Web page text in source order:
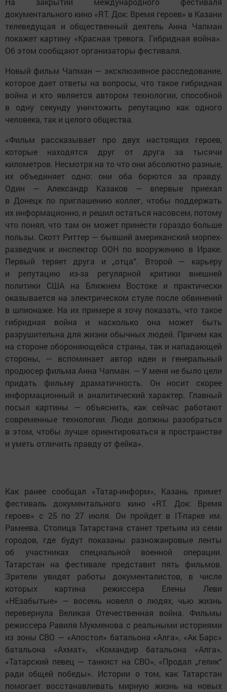
документального кино «RT. Док: Время героев» в Казани
телеведущая и общественный деятель Анна Чапман
покажет картину «Красная тревога. Гибридная война».
Об этом сообщают организаторы фестиваля.
Новый фильм Чапман — эксклюзивное расследование,
которое дает ответы на вопросы, что такое гибридная
война и кто является автором технологии, способной
в одну секунду уничтожить репутацию как одного
человека, так и целого общества.
«Фильм рассказывает про двух настоящих героев,
которые находятся друг от друга за тысячи
километров. Несмотря на то что они абсолютно разные,
их объединяет одно: они оба борются за правду.
Один — Александр Казаков — впервые приехал
в Донецк по приглашению коллег, чтобы поддержать
их информационно, и решил остаться насовсем, потому
что понял, что там он может принести гораздо больше
пользы. Скотт Риттер — бывший американский морпех-
разведчик и инспектор ООН по вооружению в Ираке.
Первый теряет друга и „отца“. Второй — карьеру
и репутацию из-за регулярной критики внешней
политики США на Ближнем Востоке и практически
оказывается на электрическом стуле после обвинений
в шпионаже. На их примере я хочу показать, что такое
гибридная война и насколько она может быть
разрушительна для жизни обычных людей. Причем как
на стороне обороняющейся страны, так и нападающей
стороны, — вспоминает автор идеи и генеральный
продюсер фильма Анна Чапман. — У меня не было цели
придать фильму драматичность. Он носит скорее
информационный и аналитический характер. Главный
посыл картины — объяснить, как сейчас работают
современные технологии. Люди должны разобраться
в этом, чтобы лучше ориентироваться в пространстве
и уметь отличить правду от фейка».
Как ранее сообщал «Татар-информ», Казань примет
фестиваль документального кино «RТ. Док: Время
героев» с 25 по 27 июля. Он пройдет в IT-парке им.
Рамеева. Столица Татарстана станет третьим из семи
городов, где будут показаны разножанровые ленты
об участниках специальной военной операции.
Татарстан на фестивале представит пять фильмов.
Зрители увидят работы документалистов, в числе
которых картина режиссера Елены Леви
«НЕзабытые» — восемь новелл о людях, чью жизнь
перевернула Великая Отечественная война. Фильмы
режиссера Равиля Мукменова с реальными историями
из зоны СВО — «Апостол» батальона «Алга», «Ак Барс»
батальона «Ахмат», «Командир батальона «Алга»,
«Татарский певец — танкист на СВО», «Продал „гелик“
ради общей победы». Истории о том, как Татарстан
помогает восстанавливать мирную жизнь на новых